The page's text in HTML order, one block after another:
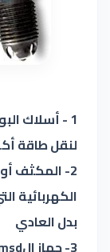
1 - أسلاك البواجي : يتم تركيبها بدل الأسلاك
لنقل طاقة
2- المكثف
الكهربائية
بدل العادي
3- جهاز الmsd : وظيفة هذا الجهاز هو تقوية كهرباء